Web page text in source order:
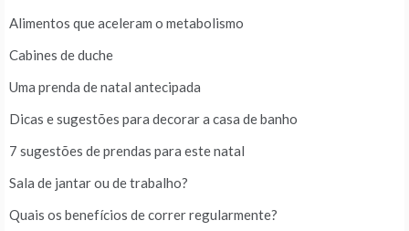
Alimentos que aceleram o metabolismo
Cabines de duche
Uma prenda de natal antecipada
Dicas e sugestões para decorar a casa de banho
7 sugestões de prendas para este natal
Sala de jantar ou de trabalho?
Quais os benefícios de correr regularmente?